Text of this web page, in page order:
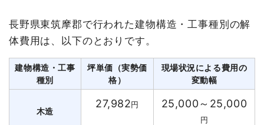
長野県東筑摩郡で行われた建物構造・工事種別の解
体費用は、以下のとおりです。
建物構造・工事
種別
坪単価（実勢価
格）
現場状況による費用の
変動幅
木造
27,982円 25,000～25,000
円